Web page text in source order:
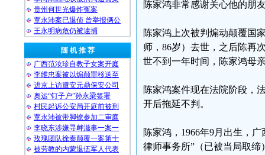
贵州何世光爆炸冤案
覃永沛案已退侦 曾举报俩公
王永明病危仍被逮捕
随 机 推 荐
广西范汝珍自教子女案开庭
李维忠案被以煽颠罪移送至
进京上访遭安元鼎保安公司
奥运“钉子户”孙永梁签署
村民起诉公安局开庭前被刑
覃永沛被带脚镣参加二审庭
李晓东涉嫌寻衅滋事一案一
玫瑰团队徐秦颠覆一案第十
被劳教的内蒙退伍军人代表
陈家鸿非常感谢关心他的朋
陈家鸿上次被判煽动颠覆国
师，86岁）去世，之后陈再
世不到一年时间，陈家鸿母
陈家鸿案件现在法院阶段，
开后拖延不判。
陈家鸿，1966年9月出生，
律师事务所”（已被当局取